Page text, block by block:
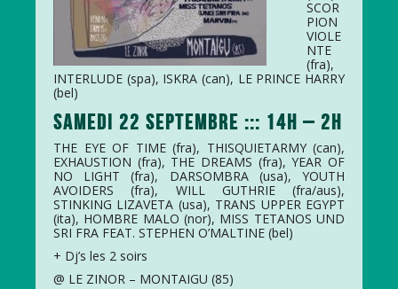
SCOR
PION
VIOLE
NTE
(fra),
INTERLUDE (spa), ISKRA (can), LE PRINCE HARRY
(bel)
SAMEDI 22 SEPTEMBRE ::: 14H – 2H
THE EYE OF TIME (fra), THISQUIETARMY (can),
EXHAUSTION (fra), THE DREAMS (fra), YEAR OF
NO LIGHT (fra), DARSOMBRA (usa), YOUTH
AVOIDERS (fra), WILL GUTHRIE (fra/aus),
STINKING LIZAVETA (usa), TRANS UPPER EGYPT
(ita), HOMBRE MALO (nor), MISS TETANOS UND
SRI FRA FEAT. STEPHEN O’MALTINE (bel)
+ Dj’s les 2 soirs
@ LE ZINOR – MONTAIGU (85)